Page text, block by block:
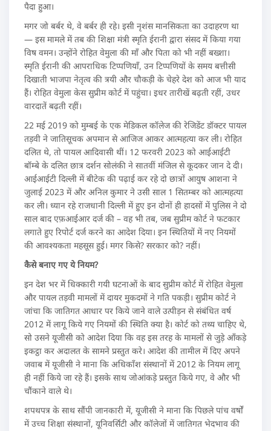
पैदा हुआ।
मगर जो बर्बर थे, वे बर्बर ही रहे। इसी नृशंस मानसिकता का उदाहरण था
— इस मामले में तब की शिक्षा मंत्री स्मृति ईरानी द्वारा संसद में किया गया
विष वमन। उन्होंने रोहित वेमुला की माँ और पिता को भी नहीं बख्शा।
स्मृति ईरानी की आपराधिक टिप्पणियाँ, उन टिप्पणियों के समय बत्तीसी
दिखाती भाजपा नेतृत्व की त्रयी और चौकड़ी के चेहरे देश को आज भी याद
हैं। रोहित वेमुला केस सुप्रीम कोर्ट में पहुंचा। इधर तारीखें बढ़ती रहीं, उधर
वारदातें बढ़ती रहीं।
22 मई 2019 को मुम्बई के एक मेडिकल कॉलेज की रेजिडेंट डॉक्टर पायल
तड़वी ने जातिसूचक अपमान से आजिज आकर आत्महत्या कर ली। रोहित
दलित थे, तो पायल आदिवासी थीं। 12 फरवरी 2023 को आईआईटी
बॉम्बे के दलित छात्र दर्शन सोलंकी ने सातवीं मंजिल से कूदकर जान दे दी।
आईआईटी दिल्ली में बीटेक की पढ़ाई कर रहे दो छात्रों आयुष आशना ने
जुलाई 2023 में और अनिल कुमार ने उसी साल 1 सितम्बर को आत्महत्या
कर ली। ध्यान रहे राजधानी दिल्ली में हुए इन दोनों ही हादसों में पुलिस ने दो
साल बाद एफ़आईआर दर्ज की – वह भी तब, जब सुप्रीम कोर्ट ने फटकार
लगाते हुए रिपोर्ट दर्ज करने का आदेश दिया। इन स्थितियों में नए नियमों
की आवश्यकता महसूस हुई। मगर किसे? सरकार को? नहीं।
कैसे बनाए गए ये नियम?
इन देश भर में धिक्कारी गयी घटनाओं के बाद सुप्रीम कोर्ट में रोहित वेमुला
और पायल तड़वी मामलों में दायर मुकदमों ने गति पकड़ी। सुप्रीम कोर्ट ने
जांचा कि जातिगत आधार पर किये जाने वाले उत्पीड़न से संबंधित वर्ष
2012 में लागू किये गए नियमों की स्थिति क्या है। कोर्ट को तथ्य चाहिए थे,
सो उसने यूजीसी को आदेश दिया कि वह इस तरह के मामलों से जुड़े आँकड़े
इकट्ठा कर अदालत के सामने प्रस्तुत करे। आदेश की तामील में दिए अपने
जवाब में यूजीसी ने माना कि अधिकाँश संस्थानों में 2012 के नियम लागू
ही नहीं किये जा रहे हैं। इसके साथ जोआंकड़े प्रस्तुत किये गए, वे और भी
चौंकाने वाले थे।
शपथपत्र के साथ सौंपी जानकारी में, यूजीसी ने माना कि पिछले पांच वर्षों
में उच्च शिक्षा संस्थानों, यूनिवर्सिटी और कॉलेजों में जातिगत भेदभाव की